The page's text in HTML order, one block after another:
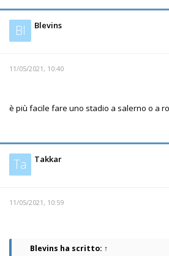
Bl Blevins
11/05/2021, 10:40
è più facile fare uno stadio a salerno o a
Ta Takkar
11/05/2021, 10:59
Blevins ha scritto: ↑